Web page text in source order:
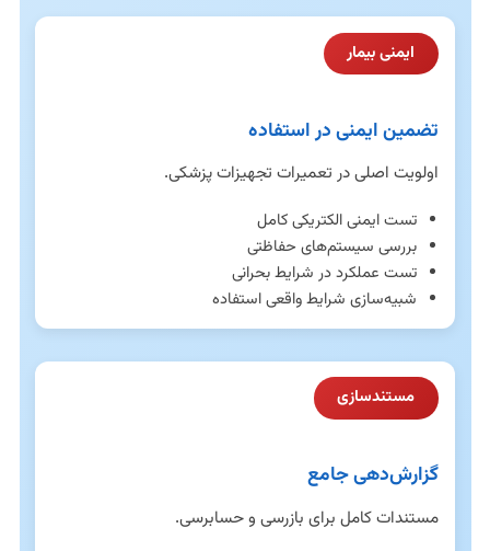
ایمنی بیمار
تضمین ایمنی در استفاده
اولویت اصلی در تعمیرات تجهیزات پزشکی.
تست ایمنی الکتریکی کامل
بررسی سیستم‌های حفاظتی
تست عملکرد در شرایط بحرانی
شبیه‌سازی شرایط واقعی استفاده
مستندسازی
گزارش‌دهی جامع
مستندات کامل برای بازرسی و حسابرسی.